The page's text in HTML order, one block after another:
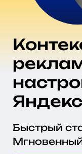
Быстрый